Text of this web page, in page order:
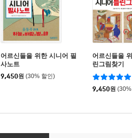
어르신들을 위한 시니어 필
사노트
9,450원 (30% 할인)
어르신들을
린그림찾기
9,450원